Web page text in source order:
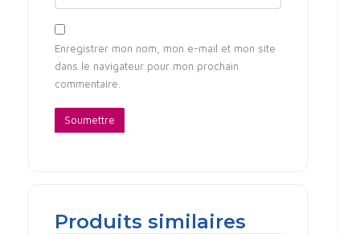
Enregistrer mon nom, mon e-mail et mon site
dans le navigateur pour mon prochain
commentaire.
Produits similaires